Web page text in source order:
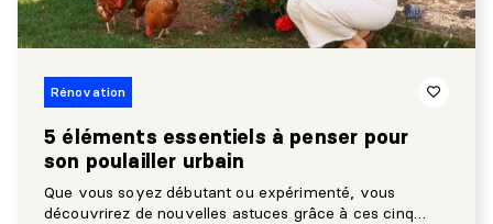
Rénovation
5 éléments essentiels à penser pour
son poulailler urbain
Que vous soyez débutant ou expérimenté, vous
découvrirez de nouvelles astuces grâce à ces cinq